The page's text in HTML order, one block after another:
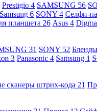
Prestigio 4 SAMSUNG 56
Samsung 6 SONY 4 Селфи-
планшета 26 Asus 4 Digma
31 SONY 52 Бленды
3 Panasonic 4 Samsung 1
сканеры штрих-кода 21